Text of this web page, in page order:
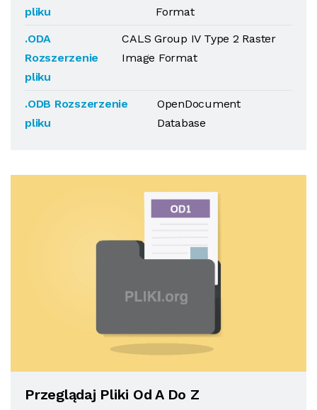
pliku
Format
.ODA
Rozszerzenie
pliku
CALS Group IV Type 2 Raster
Image Format
.ODB Rozszerzenie
pliku
OpenDocument
Database
Przeglądaj Pliki Od A Do Z